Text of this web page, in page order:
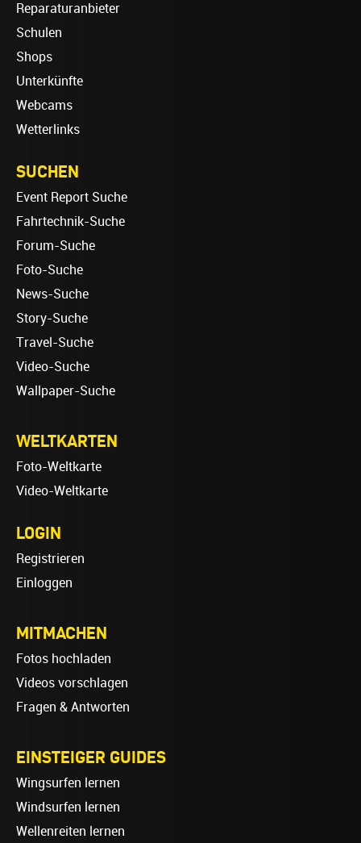
Reparaturanbieter
Schulen
Shops
Unterkünfte
Webcams
Wetterlinks
SUCHEN
Event Report Suche
Fahrtechnik-Suche
Forum-Suche
Foto-Suche
News-Suche
Story-Suche
Travel-Suche
Video-Suche
Wallpaper-Suche
WELTKARTEN
Foto-Weltkarte
Video-Weltkarte
LOGIN
Registrieren
Einloggen
MITMACHEN
Fotos hochladen
Videos vorschlagen
Fragen & Antworten
EINSTEIGER GUIDES
Wingsurfen lernen
Windsurfen lernen
Wellenreiten lernen